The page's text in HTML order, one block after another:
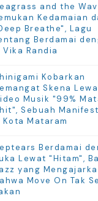
and the
Kedamaian
Breathe", Lagu
Berdamai
Randia
Kobarkan
Skena
Musik "99%
Sebuah
Mataram
Berdamai
Lewat "Hitam",
yang
Move On Tak